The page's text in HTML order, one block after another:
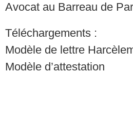
Avocat au Barreau de
Téléchargements :
Modèle de lettre
Modèle d’attestation